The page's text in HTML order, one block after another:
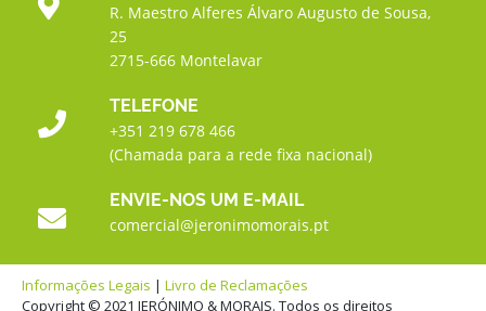
R. Maestro Alferes Álvaro Augusto de Sousa,
25
2715-666 Montelavar
TELEFONE
+351 219 678 466
(Chamada para a rede fixa nacional)
ENVIE-NOS UM E-MAIL
comercial@jeronimomorais.pt
Informações Legais | Livro de Reclamações
Copyright © 2021 JERÓNIMO & MORAIS. Todos os direitos